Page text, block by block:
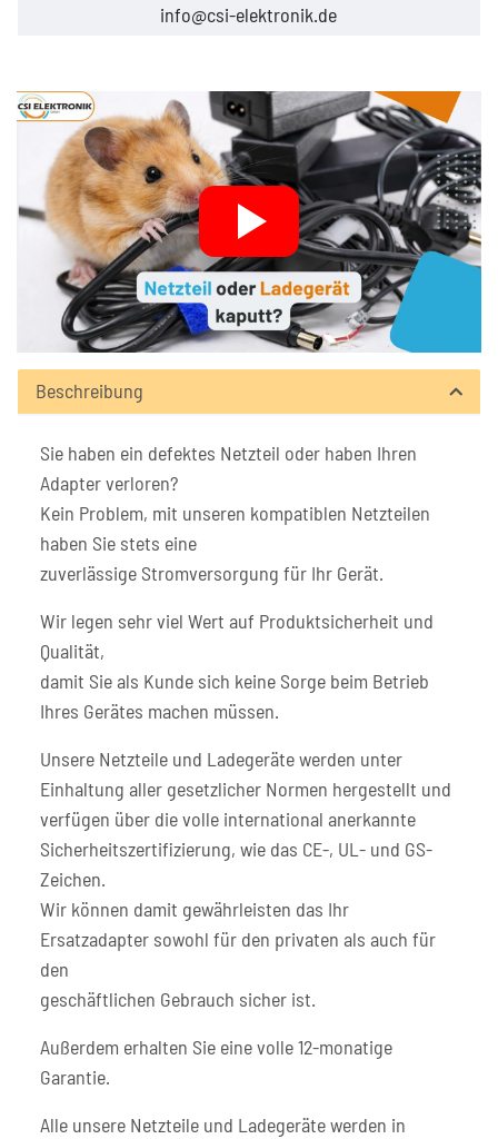
info@csi-elektronik.de
Beschreibung
Sie haben ein defektes Netzteil oder haben Ihren
Adapter verloren?
Kein Problem, mit unseren kompatiblen Netzteilen
haben Sie stets eine
zuverlässige Stromversorgung für Ihr Gerät.
Wir legen sehr viel Wert auf Produktsicherheit und
Qualität,
damit Sie als Kunde sich keine Sorge beim Betrieb
Ihres Gerätes machen müssen.
Unsere Netzteile und Ladegeräte werden unter
Einhaltung aller gesetzlicher Normen hergestellt und
verfügen über die volle international anerkannte
Sicherheitszertifizierung, wie das CE-, UL- und GS-
Zeichen.
Wir können damit gewährleisten das Ihr
Ersatzadapter sowohl für den privaten als auch für
den
geschäftlichen Gebrauch sicher ist.
Außerdem erhalten Sie eine volle 12-monatige
Garantie.
Alle unsere Netzteile und Ladegeräte werden in